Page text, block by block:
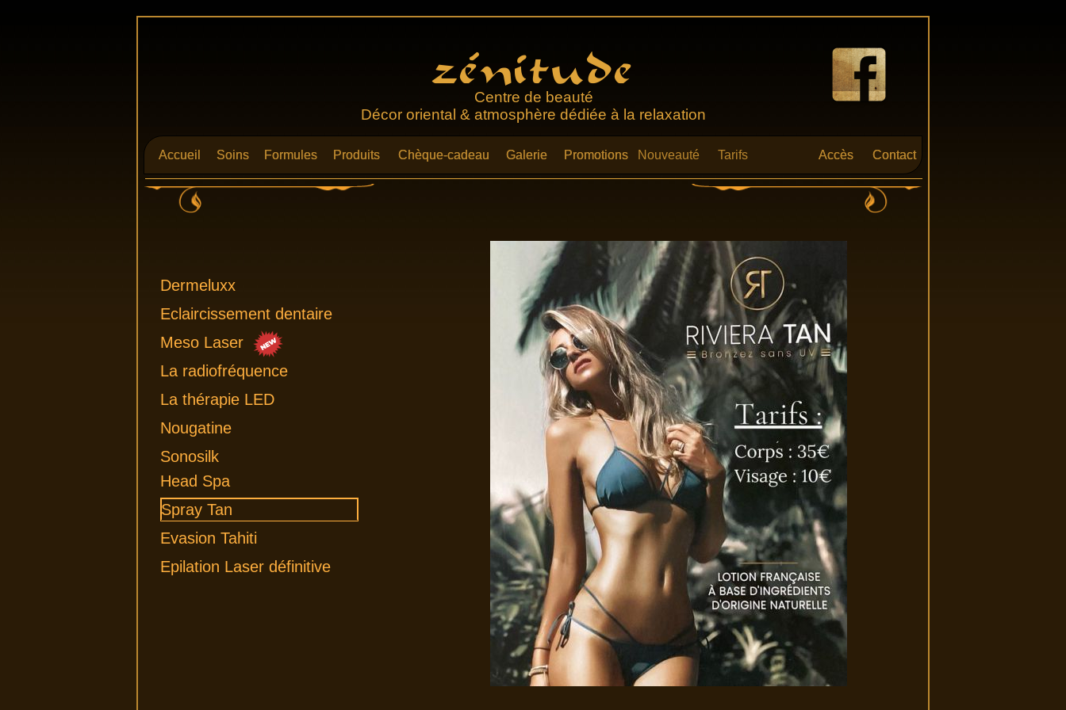
Epilation Laser définitive
Spray Tan
Head Spa
Evasion Tahiti
Sonosilk
Nougatine
La thérapie LED
La radiofréquence
Meso Laser
Eclaircissement dentaire
Dermeluxx
Tarifs
Nouveauté Contact
Accès
Promotions
Galerie
Chèque-cadeau
Produits
Formules
Soins
Accueil Contact
Accès
Promotions
Galerie
Chèque-cadeau
Produits
Formules
Soins
Accueil
Centre de beauté
Décor oriental & atmosphère dédiée à la relaxation